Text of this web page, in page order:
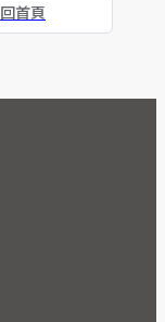
回首頁